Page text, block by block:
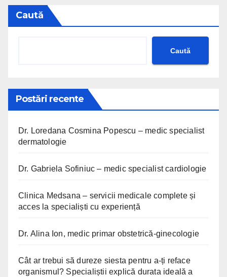
Caută
Caută
Postări recente
Dr. Loredana Cosmina Popescu – medic specialist
dermatologie
Dr. Gabriela Sofiniuc – medic specialist cardiologie
Clinica Medsana – servicii medicale complete și
acces la specialiști cu experiență
Dr. Alina Ion, medic primar obstetrică-ginecologie
Cât ar trebui să dureze siesta pentru a-ți reface
organismul? Specialiștii explică durata ideală a